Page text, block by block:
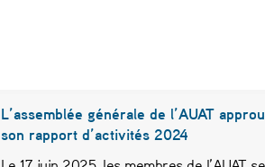
L’assemblée générale de l’AUAT
son rapport d’activités 2024